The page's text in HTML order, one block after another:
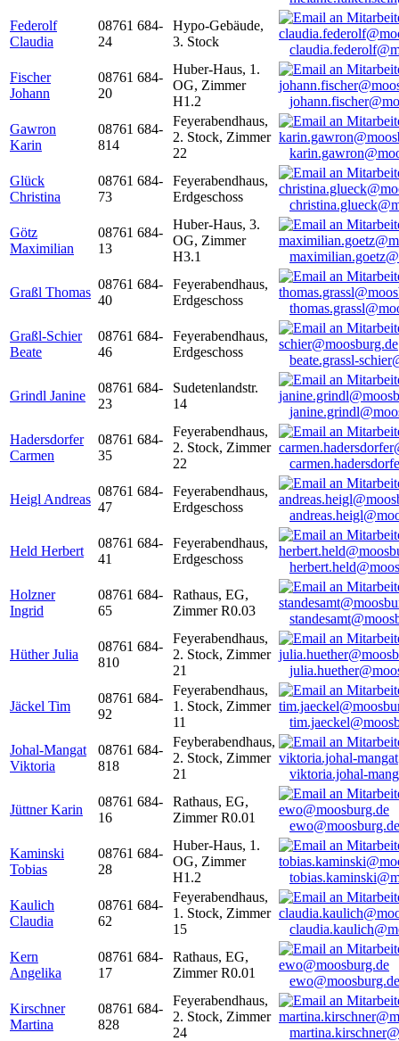
Federolf
Claudia
08761 684-
24
Hypo-Gebäude,
3. Stock
Fischer
Johann
08761 684-
20
Huber-Haus, 1.
OG, Zimmer
H1.2
Gawron
Karin
08761 684-
814
Feyerabendhaus,
2. Stock, Zimmer
22
Glück
Christina
08761 684-
73
Feyerabendhaus,
Erdgeschoss
Götz
Maximilian
08761 684-
13
Huber-Haus, 3.
OG, Zimmer
H3.1
Graßl Thomas
08761 684-
40
Feyerabendhaus,
Erdgeschoss
Graßl-Schier
Beate
08761 684-
46
Feyerabendhaus,
Erdgeschoss
beate.grassl-
Grindl Janine
08761 684-
23
Sudetenlandstr.
14
Hadersdorfer
Carmen
08761 684-
35
Feyerabendhaus,
2. Stock, Zimmer
22
Heigl Andreas
08761 684-
47
Feyerabendhaus,
Erdgeschoss
Held Herbert
08761 684-
41
Feyerabendhaus,
Erdgeschoss
Holzner
Ingrid
08761 684-
65
Rathaus, EG,
Zimmer R0.03
Hüther Julia
08761 684-
810
Feyerabendhaus,
2. Stock, Zimmer
21
Jäckel Tim
08761 684-
92
Feyerabendhaus,
1. Stock, Zimmer
11
Johal-Mangat
Viktoria
08761 684-
818
Feyberabendhaus,
2. Stock, Zimmer
21
viktoria.johal-
Jüttner Karin
08761 684-
16
Rathaus, EG,
Zimmer R0.01
ewo@moosburg.de
Kaminski
Tobias
08761 684-
28
Huber-Haus, 1.
OG, Zimmer
H1.2
Kaulich
Claudia
08761 684-
62
Feyerabendhaus,
1. Stock, Zimmer
15
Kern
Angelika
08761 684-
17
Rathaus, EG,
Zimmer R0.01
ewo@moosburg.de
Kirschner
Martina
08761 684-
828
Feyerabendhaus,
2. Stock, Zimmer
24